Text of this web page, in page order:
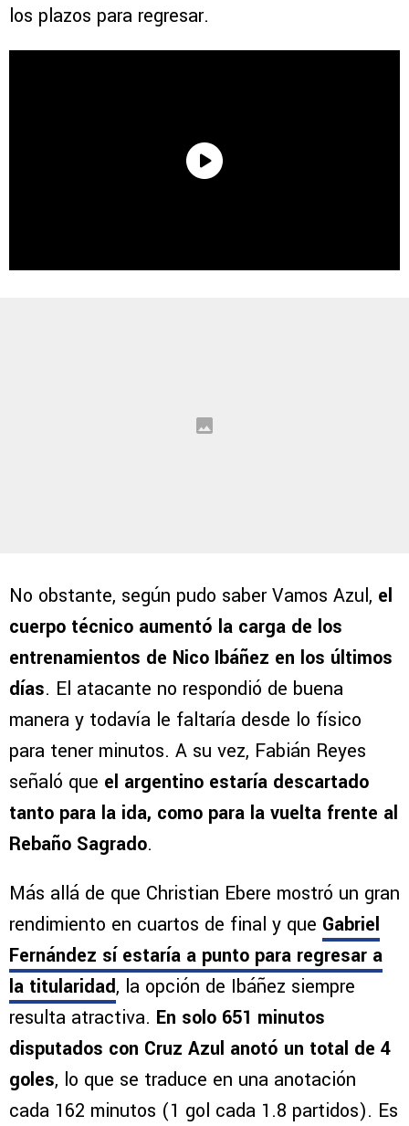
los plazos para regresar.
No obstante, según pudo saber Vamos Azul, el
cuerpo técnico aumentó la carga de los
entrenamientos de Nico Ibáñez en los últimos
días. El atacante no respondió de buena
manera y todavía le faltaría desde lo físico
para tener minutos. A su vez, Fabián Reyes
señaló que el argentino estaría descartado
tanto para la ida, como para la vuelta frente al
Rebaño Sagrado.
Más allá de que Christian Ebere mostró un gran
rendimiento en cuartos de final y que Gabriel
Fernández sí estaría a punto para regresar a
la titularidad, la opción de Ibáñez siempre
resulta atractiva. En solo 651 minutos
disputados con Cruz Azul anotó un total de 4
goles, lo que se traduce en una anotación
cada 162 minutos (1 gol cada 1.8 partidos). Es